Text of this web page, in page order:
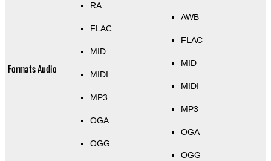
Formats Audio
RA
FLAC
MID
MIDI
MP3
OGA
OGG
AWB
FLAC
MID
MIDI
MP3
OGA
OGG